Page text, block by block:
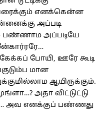
எனக்கென்ன
அப்படி
பண்ணாம அப்படியே
போயி, ஊரே கூடி
மான
ஆயிருக்கும்.
அதா விட்டுட்டு
அவ எனக்குப் பண்ணது